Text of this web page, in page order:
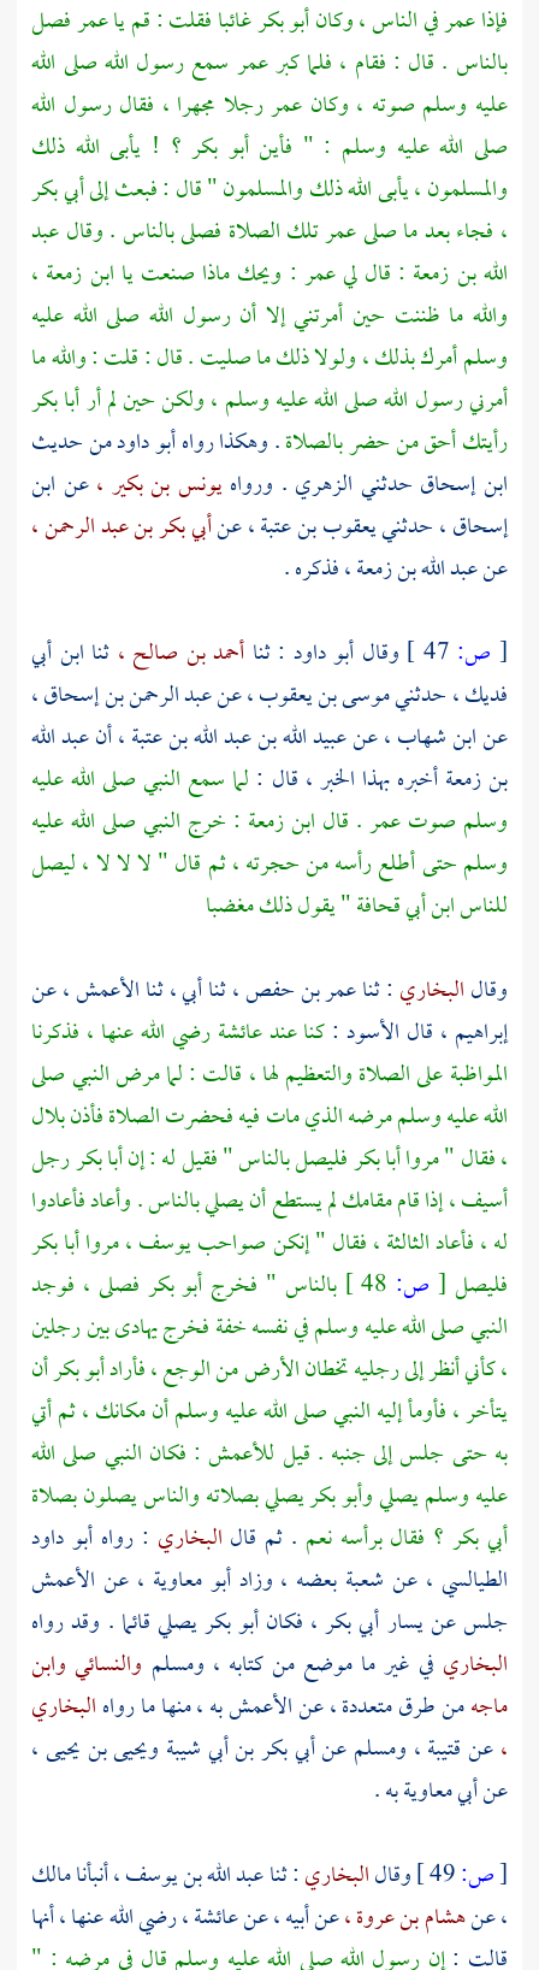
فإذاعمرفي الناس ، وكانأبو بكرغائبا فقلت : قم ياعمرفصل
بالناس . قال : فقام ، فلما كبرعمر سمع رسول الله صلى الله
عليه وسلم صوته ، وكان عمررجلا مجهرا ، فقال رسول الله
صلى الله عليه وسلم : " فأينأبو بكر ؟ ! يأبى الله ذلك
والمسلمون ، يأبى الله ذلك والمسلمون " قال : فبعث إلىأبي بكر
، فجاء بعد ما صلىعمرتلك الصلاة فصلى بالناس . وقالعبد
الله بن زمعة : قال ليعمر : ويحك ماذا صنعتيا ابن زمعة ،
والله ما ظننت حين أمرتني إلا أن رسول الله صلى الله عليه
وسلم أمرك بذلك ، ولولا ذلك ما صليت . قال : قلت : والله ما
أمرني رسول الله صلى الله عليه وسلم ، ولكن حين لم أرأبا بكر
رأيتك أحق من حضر بالصلاة. وهكذا رواهأبو داودمن حديث
ابن إسحاق حدثني الزهري . ورواهيونس بن بكير ،عن ابن
إسحاق ،حدثنييعقوب بن عتبة ،عنأبي بكر بن عبد الرحمن ،
عنعبد الله بن زمعة ،فذكره .
[ ص: وقال أبو داود : ثنا أحمد بن صالح ، ثنا ابن أبي
فديك ،حدثنيموسى بن يعقوب ،عنعبد الرحمن بن إسحاق ،
عنابن شهاب ،عنعبيد الله بن عبد الله بن عتبة ،أنعبد الله
بن زمعةأخبره بهذا الخبر ، قال : لما سمع النبي صلى الله عليه
وسلم صوتعمر. قال ابن زمعة : خرج النبي صلى الله عليه
وسلم حتى أطلع رأسه من حجرته ، ثم قال " لا لا لا ، ليصل
للناسابن أبي قحافة" يقول ذلك مغضبا
وقالالبخاري : ثناعمر بن حفص ،ثنا أبي ، ثناالأعمش ،عن
إبراهيم ، قال الأسود :كنا عندعائشةرضي الله عنها ، فذكرنا
المواظبة على الصلاة والتعظيم لها ، قالت : لما مرض النبي صلى
الله عليه وسلم مرضه الذي مات فيه فحضرت الصلاة فأذنبلال
،فقال " مرواأبا بكرفليصل بالناس " فقيل له : إنأبا بكررجل
أسيف ، إذا قام مقامك لم يستطع أن يصلي بالناس . وأعاد فأعادوا
له ، فأعاد الثالثة ، فقال " إنكن صواحبيوسف ،مرواأبا بكر
فليصل [ ص: بالناس " فخرج أبو بكر فصلى ، فوجد
النبي صلى الله عليه وسلم في نفسه خفة فخرج يهادى بين رجلين
، كأني أنظر إلى رجليه تخطان الأرض من الوجع ، فأرادأبو بكرأن
يتأخر ، فأومأ إليه النبي صلى الله عليه وسلم أن مكانك ، ثم أتي
به حتى جلس إلى جنبه . قيل للأعمش : فكان النبي صلى الله
عليه وسلم يصليوأبو بكريصلي بصلاته والناس يصلون بصلاة
أبي بكر ؟ فقال برأسه نعم . ثم قال البخاري : رواه أبوداود
الطيالسي ، عن شعبة بعضه ، وزادأبو معاوية ، عن الأعمش
جلس عن يسارأبي بكر ، فكانأبو بكريصلي قائما . وقد رواه
البخاري في غير ما موضع من كتابه ، ومسلم والنسائي وابن
ماجهمن طرق متعددة ، عنالأعمشبه ، منها ما رواهالبخاري
،عنقتيبة ، ومسلمعنأبي بكر بن أبي شيبة ويحيى بن يحيى ،
عنأبي معاويةبه .
[ص: وقالالبخاري: ثناعبد الله بن يوسف ،أنبأنامالك
،عنهشام بن عروة ،عن أبيه ، عنعائشة ،رضي الله عنها ، أنها
قالت :إن رسول الله صلى الله عليه وسلم قال في مرضه : "